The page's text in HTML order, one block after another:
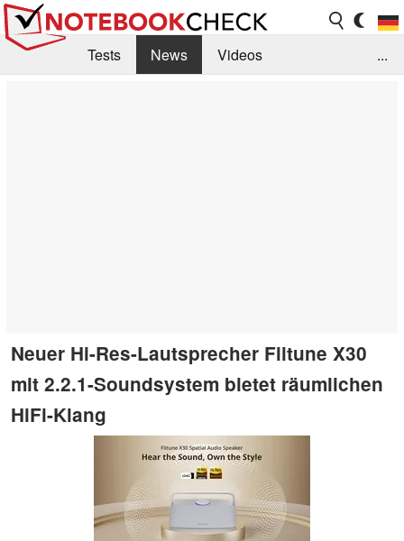
Tests News
Videos
...
Neuer Hi-Res-Lautsprecher Fiitune X30
mit 2.2.1-Soundsystem bietet räumlichen
HiFi-Klang